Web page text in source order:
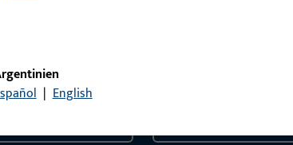
gerne für Sie da – schnell, kompetent und zuverlässig.
Argentinien
Español | English